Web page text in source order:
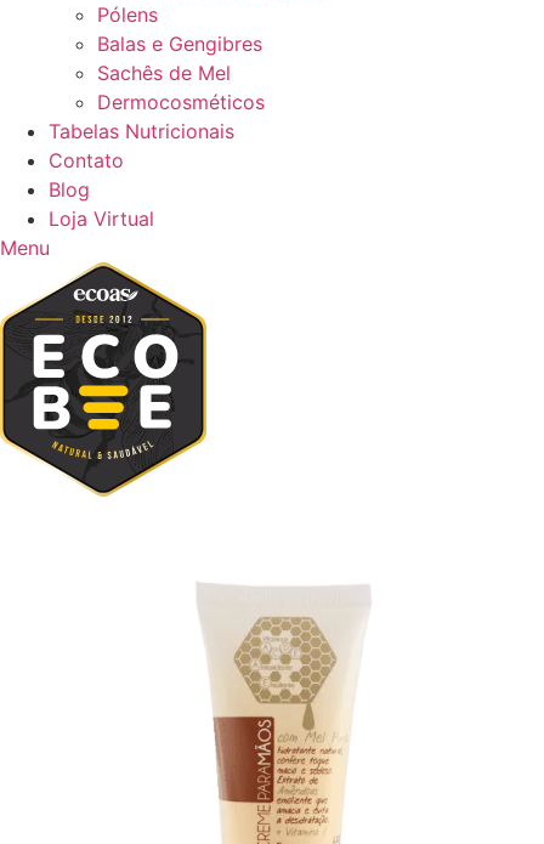
Pólens
Balas e Gengibres
Sachês de Mel
Dermocosméticos
Tabelas Nutricionais
Contato
Blog
Loja Virtual
Menu